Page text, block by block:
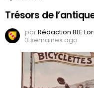
Trésors de
parRédaction BLE
3 semaines ago